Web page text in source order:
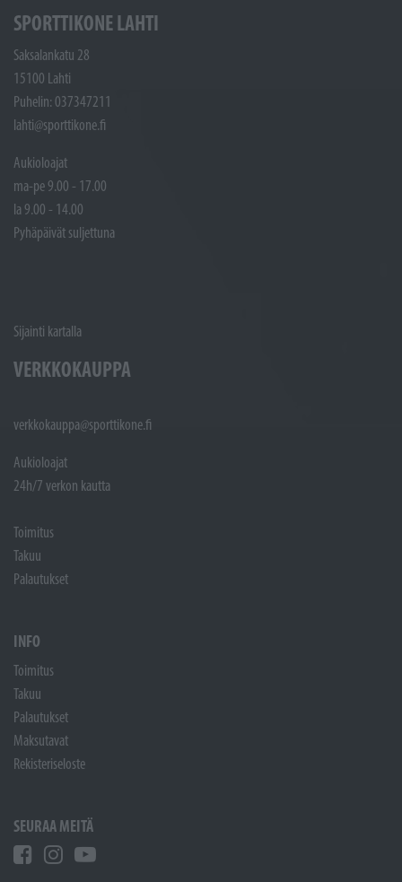
SPORTTIKONE LAHTI
Saksalankatu 28
15100 Lahti
Puhelin: 037347211
lahti@sporttikone.fi
Aukioloajat
ma-pe 9.00 - 17.00
la 9.00 - 14.00
Pyhäpäivät suljettuna
Sijainti kartalla
VERKKOKAUPPA
verkkokauppa@sporttikone.fi
Aukioloajat
24h/7 verkon kautta
Toimitus
Takuu
Palautukset
INFO
Toimitus
Takuu
Palautukset
Maksutavat
Rekisteriseloste
SEURAA MEITÄ